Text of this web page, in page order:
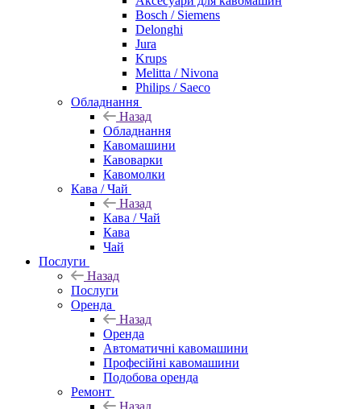
Bosch / Siemens
Delonghi
Jura
Krups
Melitta / Nivona
Philips / Saeco
Обладнання
Назад
Обладнання
Кавомашини
Кавоварки
Кавомолки
Кава / Чай
Назад
Кава / Чай
Кава
Чай
Послуги
Назад
Послуги
Оренда
Назад
Оренда
Автоматичні кавомашини
Професійні кавомашини
Подобова оренда
Ремонт
Назад